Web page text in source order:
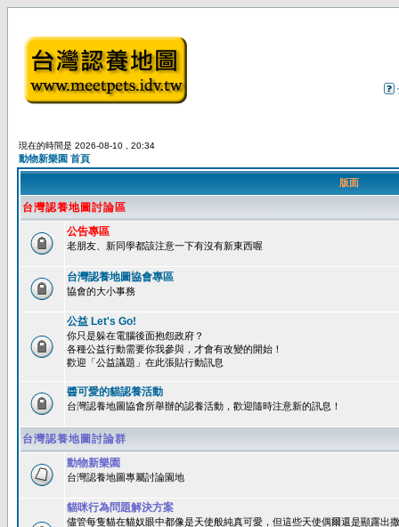
現在的時間是 2026-08-10 , 20:34
動物新樂園 首頁
版面
台灣認養地圖討論區
公告專區
老朋友、新同學都該注意一下有沒有新東西喔
台灣認養地圖協會專區
協會的大小事務
公益 Let's Go!
你只是躲在電腦後面抱怨政府？
各種公益行動需要你我參與，才會有改變的開始！
歡迎「公益議題」在此張貼行動訊息
醬可愛的貓認養活動
台灣認養地圖協會所舉辦的認養活動，歡迎隨時注意新的訊息！
台灣認養地圖討論群
動物新樂園
台灣認養地圖專屬討論園地
貓咪行為問題解決方案
儘管每隻貓在貓奴眼中都像是天使般純真可愛，但這些天使偶爾還是顯露出